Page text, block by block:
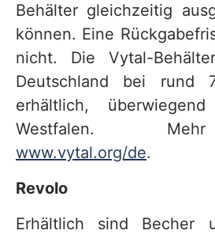
Behälter gleichzeitig
können. Eine
nicht. Die Vytal-
Deutschland bei rund
erhältlich,
Westfalen.
www.vytal.org/de.
Revolo
Erhältlich sind Becher